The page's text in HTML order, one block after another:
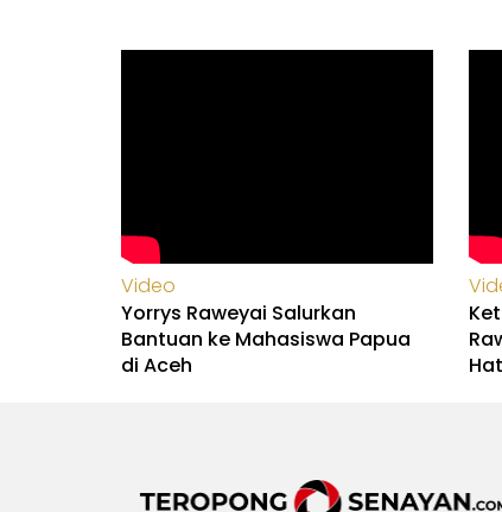
Video
Yorrys Raweyai Salurkan
Bantuan ke Mahasiswa Papua
di Aceh